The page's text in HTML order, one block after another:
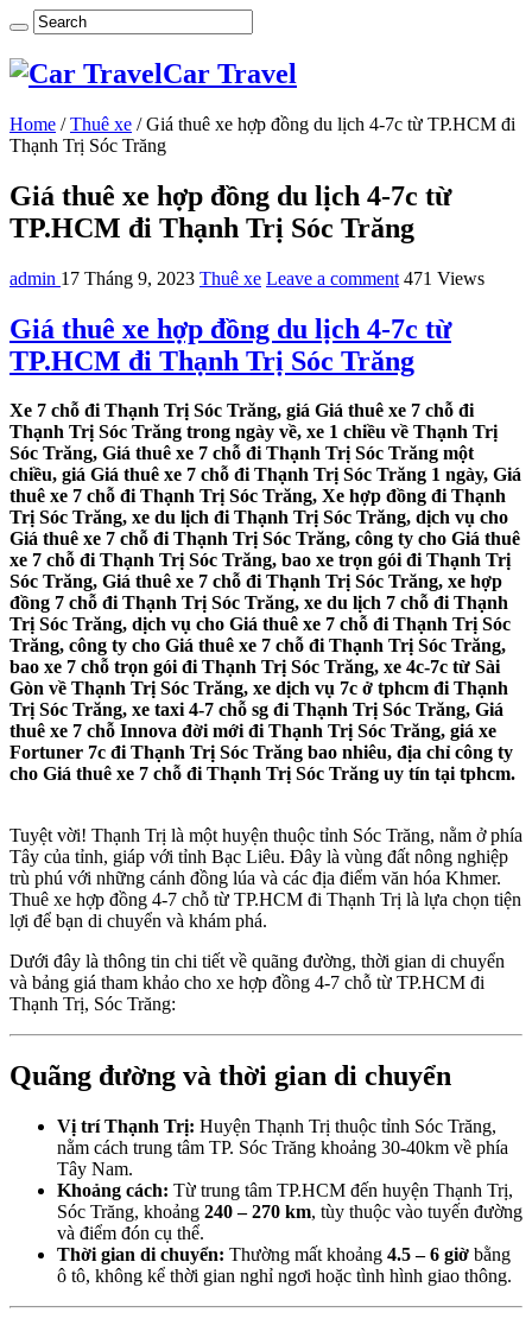
Car Travel
Home / Thuê xe / Giá thuê xe hợp đồng du lịch 4-7c từ TP.HCM đi
Thạnh Trị Sóc Trăng
Giá thuê xe hợp đồng du lịch 4-7c từ
TP.HCM đi Thạnh Trị Sóc Trăng
admin 17 Tháng 9, 2023 Thuê xe Leave a comment 471 Views
Giá thuê xe hợp đồng du lịch 4-7c từ
TP.HCM đi Thạnh Trị Sóc Trăng
Xe 7 chỗ đi Thạnh Trị Sóc Trăng, giá Giá thuê xe 7 chỗ đi
Thạnh Trị Sóc Trăng trong ngày về, xe 1 chiều về Thạnh Trị
Sóc Trăng, Giá thuê xe 7 chỗ đi Thạnh Trị Sóc Trăng một
chiều, giá Giá thuê xe 7 chỗ đi Thạnh Trị Sóc Trăng 1 ngày, Giá
thuê xe 7 chỗ đi Thạnh Trị Sóc Trăng, Xe hợp đồng đi Thạnh
Trị Sóc Trăng, xe du lịch đi Thạnh Trị Sóc Trăng, dịch vụ cho
Giá thuê xe 7 chỗ đi Thạnh Trị Sóc Trăng, công ty cho Giá thuê
xe 7 chỗ đi Thạnh Trị Sóc Trăng, bao xe trọn gói đi Thạnh Trị
Sóc Trăng, Giá thuê xe 7 chỗ đi Thạnh Trị Sóc Trăng, xe hợp
đồng 7 chỗ đi Thạnh Trị Sóc Trăng, xe du lịch 7 chỗ đi Thạnh
Trị Sóc Trăng, dịch vụ cho Giá thuê xe 7 chỗ đi Thạnh Trị Sóc
Trăng, công ty cho Giá thuê xe 7 chỗ đi Thạnh Trị Sóc Trăng,
bao xe 7 chỗ trọn gói đi Thạnh Trị Sóc Trăng, xe 4c-7c từ Sài
Gòn về Thạnh Trị Sóc Trăng, xe dịch vụ 7c ở tphcm đi Thạnh
Trị Sóc Trăng, xe taxi 4-7 chỗ sg đi Thạnh Trị Sóc Trăng, Giá
thuê xe 7 chỗ Innova đời mới đi Thạnh Trị Sóc Trăng, giá xe
Fortuner 7c đi Thạnh Trị Sóc Trăng bao nhiêu, địa chỉ công ty
cho Giá thuê xe 7 chỗ đi Thạnh Trị Sóc Trăng uy tín tại tphcm.
Tuyệt vời! Thạnh Trị là một huyện thuộc tỉnh Sóc Trăng, nằm ở phía
Tây của tỉnh, giáp với tỉnh Bạc Liêu. Đây là vùng đất nông nghiệp
trù phú với những cánh đồng lúa và các địa điểm văn hóa Khmer.
Thuê xe hợp đồng 4-7 chỗ từ TP.HCM đi Thạnh Trị là lựa chọn tiện
lợi để bạn di chuyển và khám phá.
Dưới đây là thông tin chi tiết về quãng đường, thời gian di chuyển
và bảng giá tham khảo cho xe hợp đồng 4-7 chỗ từ TP.HCM đi
Thạnh Trị, Sóc Trăng:
Quãng đường và thời gian di chuyển
Vị trí Thạnh Trị: Huyện Thạnh Trị thuộc tỉnh Sóc Trăng,
nằm cách trung tâm TP. Sóc Trăng khoảng 30-40km về phía
Tây Nam.
Khoảng cách: Từ trung tâm TP.HCM đến huyện Thạnh Trị,
Sóc Trăng, khoảng 240 – 270 km, tùy thuộc vào tuyến đường
và điểm đón cụ thể.
Thời gian di chuyển: Thường mất khoảng 4.5 – 6 giờ bằng
ô tô, không kể thời gian nghỉ ngơi hoặc tình hình giao thông.